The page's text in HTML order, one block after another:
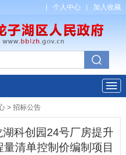
个人中心 加入收藏
> 招标公告
科创园24号厂房提升
清单控制价编制项目